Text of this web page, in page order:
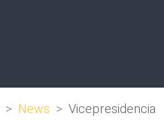
> News > Vicepresidencia